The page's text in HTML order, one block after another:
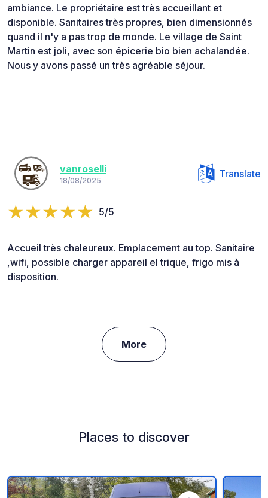
ambiance. Le propriétaire est très accueillant et
disponible. Sanitaires très propres, bien dimensionnés
quand il n'y a pas trop de monde. Le village de Saint
Martin est joli, avec son épicerie bio bien achalandée.
Nous y avons passé un très agréable séjour.
vanroselli
18/08/2025
Translate
5/5
Accueil très chaleureux. Emplacement au top. Sanitaire
,wifi, possible charger appareil el trique, frigo mis à
disposition.
More
Places to discover